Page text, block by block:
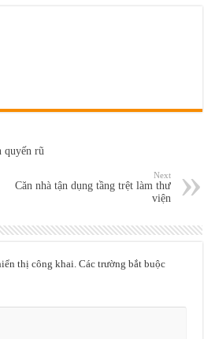
quyến rũ
Next
Căn nhà tận dụng tầng trệt làm thư
viện
thị công khai. Các trường bắt buộc